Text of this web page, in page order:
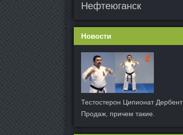
Нефтеюганск
Новости
Тестостерон Ципионат Дербент
Продаж, причем такие.